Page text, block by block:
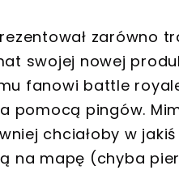
zarówno
swojej nowej
fanowi battle
pomocą pingów.
chciałoby w
na mapę (chyba